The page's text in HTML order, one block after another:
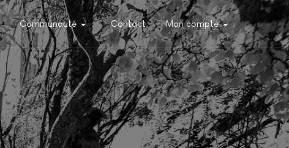
Communauté Contact Mon compte